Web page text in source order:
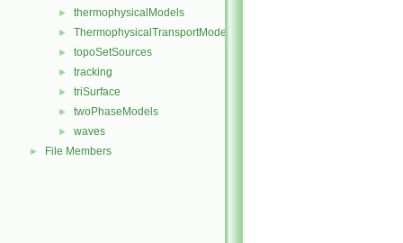
► thermophysicalModels
► ThermophysicalTransportModels
► topoSetSources
► tracking
► triSurface
► twoPhaseModels
► waves
► File Members